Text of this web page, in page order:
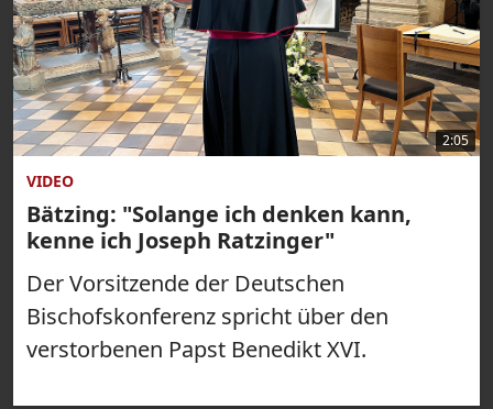
2:05
VIDEO
Bätzing: "Solange ich denken kann,
kenne ich Joseph Ratzinger"
Der Vorsitzende der Deutschen
Bischofskonferenz spricht über den
verstorbenen Papst Benedikt XVI.